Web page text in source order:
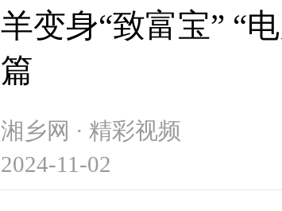
羊变身“致富宝” “
篇
湘乡网 · 精彩视频
2024-11-02